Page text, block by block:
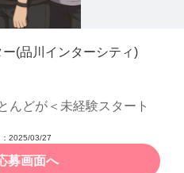
(品川インターシティ)
んどが＜未経験スタート
2025/03/27
募画面へ